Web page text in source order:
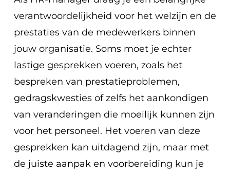
verantwoordelijkheid voor het welzijn en de
prestaties van de medewerkers binnen
jouw organisatie. Soms moet je echter
lastige gesprekken voeren, zoals het
bespreken van prestatieproblemen,
gedragskwesties of zelfs het aankondigen
van veranderingen die moeilijk kunnen zijn
voor het personeel. Het voeren van deze
gesprekken kan uitdagend zijn, maar met
de juiste aanpak en voorbereiding kun je